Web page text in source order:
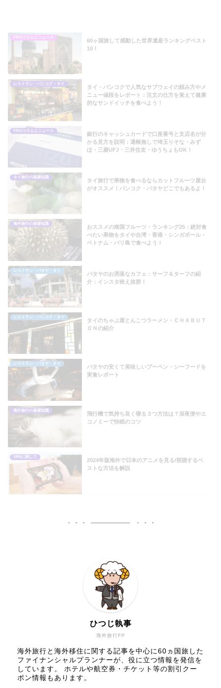
FPのコラムとニュース
60ヶ国旅して感動した世界遺産ランキングベスト
10！
レストラン・バンコク・タイ
タイ・バンコクで人気なサブウェイの頼み方やメ
ニュー値段をレポート：注文の仕方を覚えて健康
的なサンドイッチを食べよう！
FPのコラムとニュース
銀行のキャッシュカードで口座番号と支店名が分
かる見方を説明：通帳無しで埼玉りそな・みず
ほ・三菱UFJ・三井住友・ゆうちょもOK！
タイ旅行の基礎知識
タイ旅行で果物を食べるならカットフルーツ屋台
がオススメ！バンコク・パタヤどこでもあるよ！
海外旅行の基礎知識
おススメの南国フルーツ・ランキング25：絶対食
べたい果物をタイや台湾・香港・シンガポール・
ベトナム・バリ島で食べよう！
レストラン・パタヤ・タイ
パタヤのお洒落なカフェ：サーフ＆ターフの紹
介：インスタ映え抜群！
レストラン・バンコク・タイ
タイのちゃぶ屋とんこつラーメン・ＣＨＡＢＵＴ
ＯＮの紹介
レストラン・パタヤ・タイ
パタヤの安くて美味しいプーペン・シーフードを
実食レポート
海外旅行の基礎知識
飛行機で気持ち良く寝る３つ方法は？深夜便やエ
コノミーで快眠のコツ
VPNに関して
2024年版海外で日本のアニメを見る/視聴するベ
ストな方法を解説
海外旅行FP
ひつじ執事
海外旅行と海外移住に関する記事を中心に60ヵ国旅した
ファイナンシャルプランナーが、役に立つ情報を発信を
しています。 ホテルや航空券・チケット等の割引クー
ポン情報もあります。